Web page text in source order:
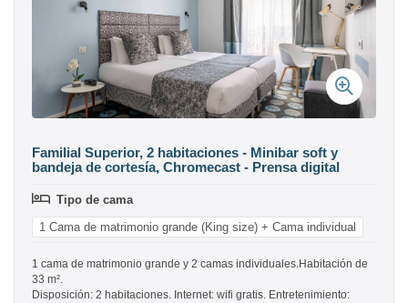
Familial Superior, 2 habitaciones - Minibar soft y
bandeja de cortesía, Chromecast - Prensa digital
Tipo de cama
1 Cama de matrimonio grande (King size) + Cama individual
1 cama de matrimonio grande y 2 camas individuales.Habitación de
33 m².
Disposición: 2 habitaciones. Internet: wifi gratis. Entretenimiento: